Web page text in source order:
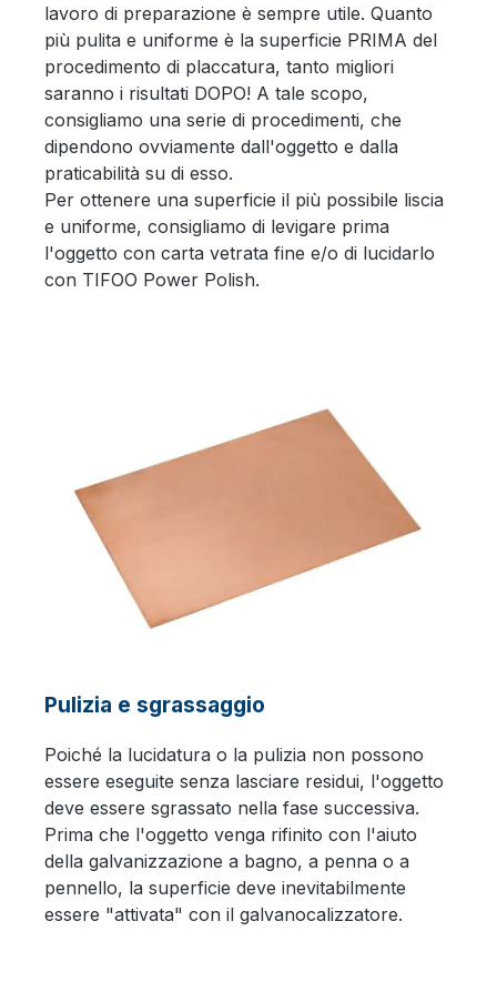
lavoro di preparazione è sempre utile. Quanto
più pulita e uniforme è la superficie PRIMA del
procedimento di placcatura, tanto migliori
saranno i risultati DOPO! A tale scopo,
consigliamo una serie di procedimenti, che
dipendono ovviamente dall'oggetto e dalla
praticabilità su di esso.
Per ottenere una superficie il più possibile liscia
e uniforme, consigliamo di levigare prima
l'oggetto con carta vetrata fine e/o di lucidarlo
con TIFOO Power Polish.
Pulizia e sgrassaggio
Poiché la lucidatura o la pulizia non possono
essere eseguite senza lasciare residui, l'oggetto
deve essere sgrassato nella fase successiva.
Prima che l'oggetto venga rifinito con l'aiuto
della galvanizzazione a bagno, a penna o a
pennello, la superficie deve inevitabilmente
essere "attivata" con il galvanocalizzatore.